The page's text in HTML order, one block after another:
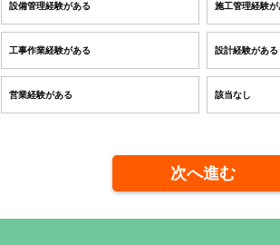
設備管理経験がある 施工管理経験が
工事作業経験がある 設計経験がある
営業経験がある 該当なし
次へ進む